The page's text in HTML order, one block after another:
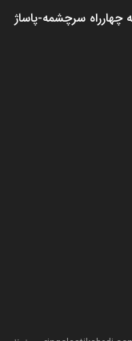
چهارراه سرچشمه-پاساژ